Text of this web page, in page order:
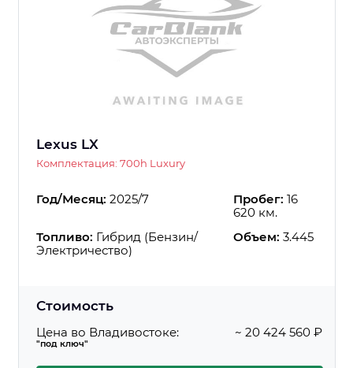
Lexus LX
Комплектация: 700h Luxury
Год/Месяц: 2025/7 Пробег: 16
620 км.
Топливо: Гибрид (Бензин/
Электричество)
Объем: 3.445
Стоимость
Цена во Владивостоке:
"под ключ"
~ 20 424 560 ₽